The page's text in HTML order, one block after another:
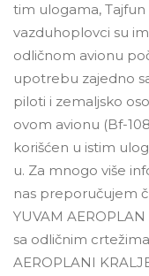
tim ulogama, Tajfun
vazduhoplovci su
odličnom avionu
upotrebu zajedno
piloti i zemaljsko
ovom avionu (Bf-
korišćen u istim
u. Za mnogo više
nas preporučujem
YUVAM
sa odličnim
AEROPLANI